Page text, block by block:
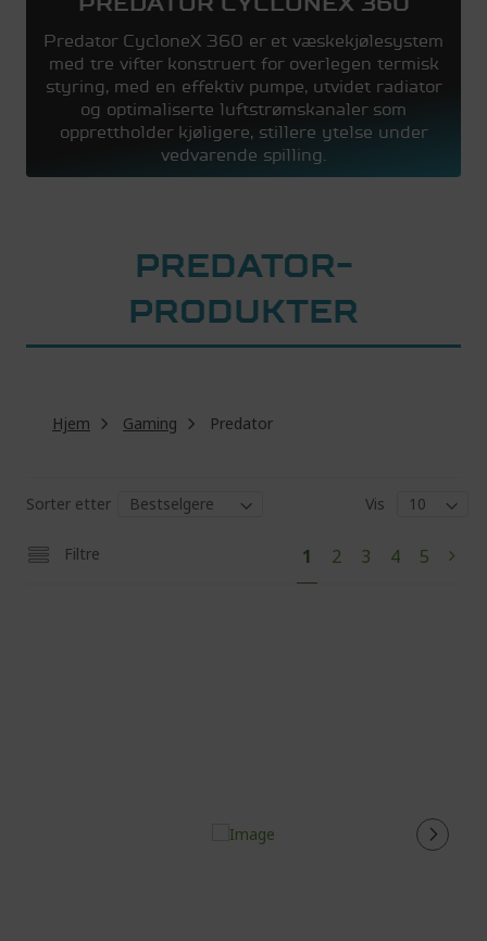
Predator CycloneX 360 er et væskekjølesystem
med tre vifter konstruert for overlegen termisk
styring, med en effektiv pumpe, utvidet radiator
og optimaliserte luftstrømskanaler som
opprettholder kjøligere, stillere ytelse under
vedvarende spilling.
PREDATOR-
PRODUKTER
Hjem Gaming Predator
Sorter etter Vis
Filtre
You're
currently
1 Page
2 Page
3 Page
4 Page
5 Page
Next